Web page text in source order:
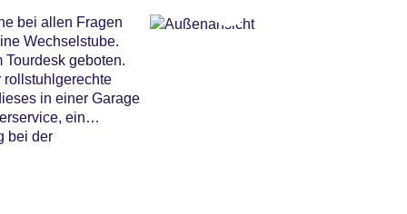
bei allen Fragen
Wechselstube.
geboten.
rollstuhlgerechte
in einer Garage
ein
bei der